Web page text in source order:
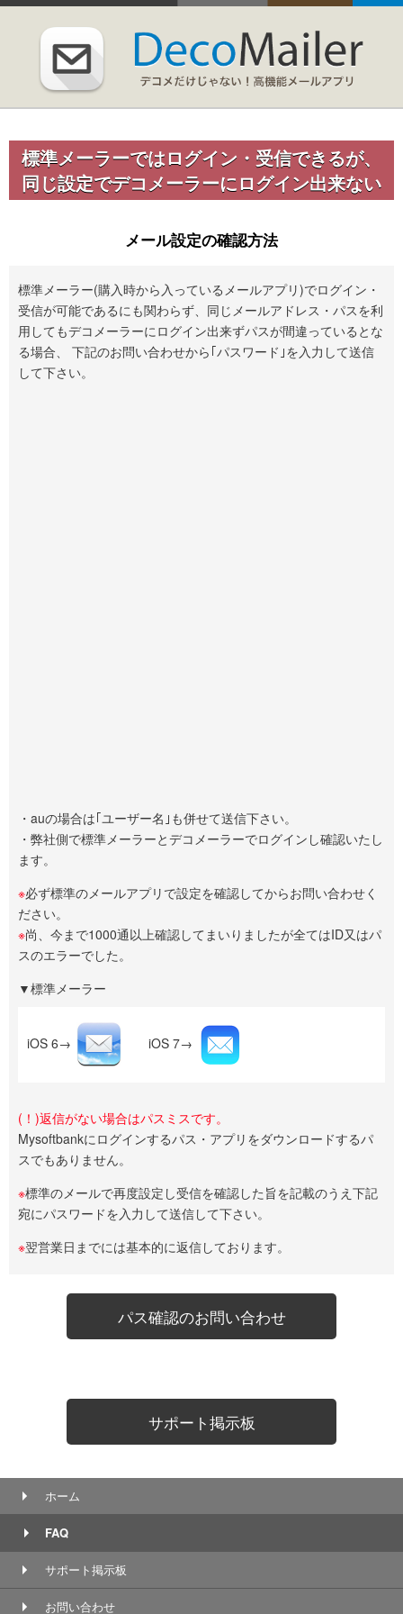
標準メーラーではログイン・受信できるが、
同じ設定でデコメーラーにログイン出来ない
メール設定の確認方法
標準メーラー(購入時から入っているメールアプリ)でログイン・
受信が可能であるにも関わらず、同じメールアドレス・パスを利
用してもデコメーラーにログイン出来ずパスが間違っているとな
る場合、 下記のお問い合わせから｢パスワード｣を入力して送信
して下さい。
・auの場合は｢ユーザー名｣も併せて送信下さい。
・弊社側で標準メーラーとデコメーラーでログインし確認いたし
ます。
※必ず標準のメールアプリで設定を確認してからお問い合わせく
ださい。
※尚、今まで1000通以上確認してまいりましたが全てはID又はパ
スのエラーでした。
▼標準メーラー
iOS 6→ iOS 7→
(！)返信がない場合はパスミスです。
Mysoftbankにログインするパス・アプリをダウンロードするパ
スでもありません。
※標準のメールで再度設定し受信を確認した旨を記載のうえ下記
宛にパスワードを入力して送信して下さい。
※翌営業日までには基本的に返信しております。
パス確認のお問い合わせ
サポート掲示板
ホーム
FAQ
サポート掲示板
お問い合わせ